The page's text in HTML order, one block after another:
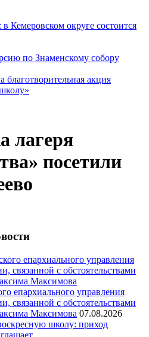
Кемеровском округе состоится
по Знаменскому собору
благотворительная акция
лагеря
посетили
епархиального управления
связанной с обстоятельствами
Максимова 07.08.2026